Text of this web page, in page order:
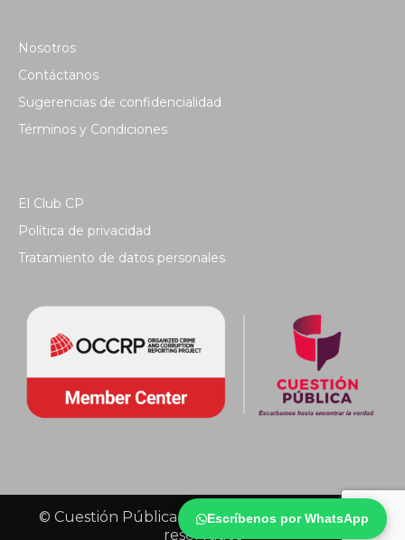
Escríbenos por WhatsApp
Nosotros
Contáctanos
Sugerencias de confidencialidad
Términos y Condiciones
El Club CP
Política de privacidad
Tratamiento de datos personales
© Cuestión Pública 2018 - Todos los derechos
reservados